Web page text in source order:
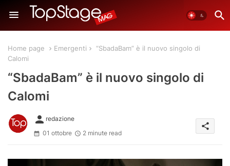
Home page Emergenti
“SbadaBam” è il nuovo singolo di
Calomi
“SbadaBam” è il nuovo singolo di
Calomi
person redazione
01 ottobre
2 minute read
share